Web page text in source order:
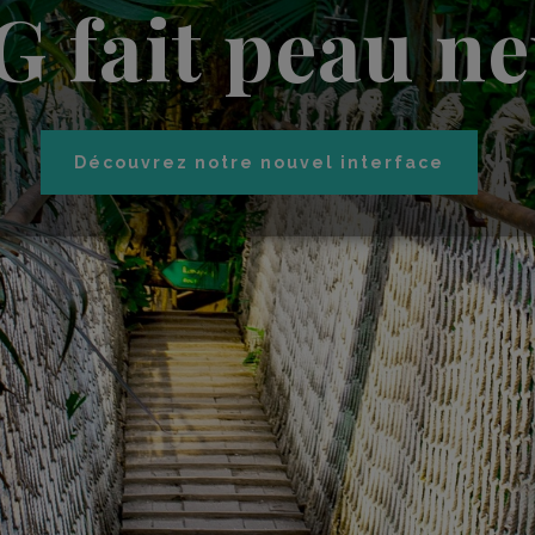
fait peau
Découvrez notre nouvel interface